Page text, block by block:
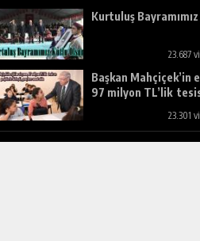
Kurtuluş
23.687
Başkan Mahçiçek’in
97 milyon TL’lik
23.301